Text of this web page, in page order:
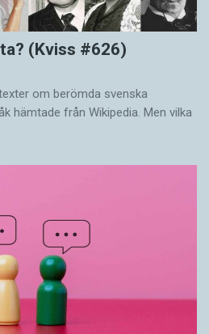
(Kviss #626)
om berömda svenska
hämtade från Wikipedia. Men vilka